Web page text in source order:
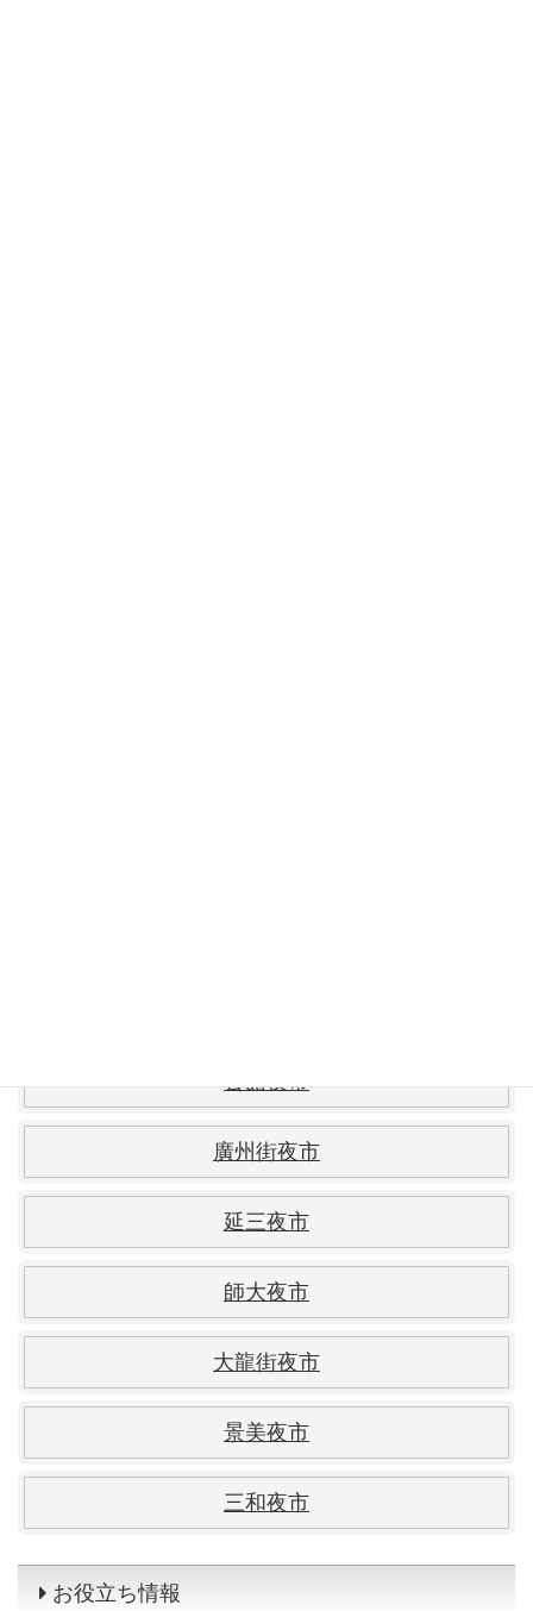
公館夜市
廣州街夜市
延三夜市
師大夜市
大龍街夜市
景美夜市
三和夜市
お役立ち情報